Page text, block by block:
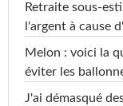
Retraite sous-
l'argent à cause
Melon : voici la
éviter les
J'ai démasqué